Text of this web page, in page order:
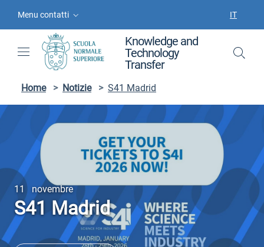
Menu contatti IT
Knowledge and
Technology
Transfer
Home > Notizie > S41 Madrid
11 novembre
S41 Madrid